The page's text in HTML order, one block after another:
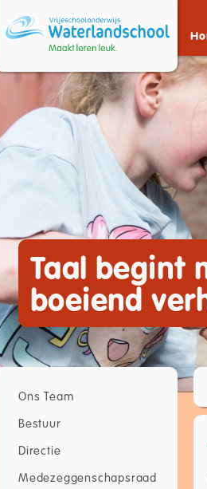
Taal begint
boeiend
Ons Team
Bestuur
Directie
Medezeggenschapsraad